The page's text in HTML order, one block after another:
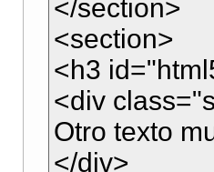
</section>
<section>
<h3
<div
Otro texto
</div>